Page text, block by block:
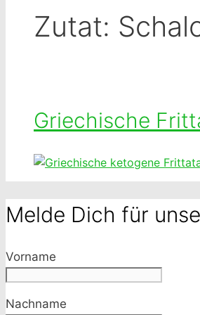
Zutat:
Griechische
Melde Dich für
Vorname
Nachname